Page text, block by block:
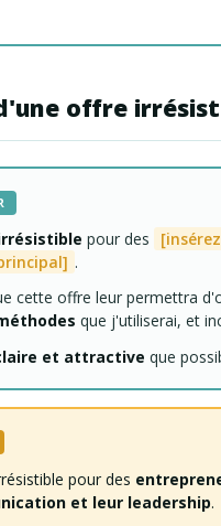
offre
pour des
.
cette offre leur permettra
que j'utiliserai, et
et attractive que
pour des
et leur leadership.